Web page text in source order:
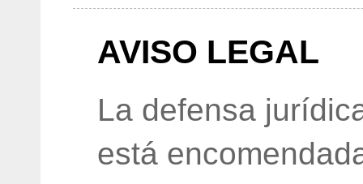
AVISO LEGAL
La defensa
está